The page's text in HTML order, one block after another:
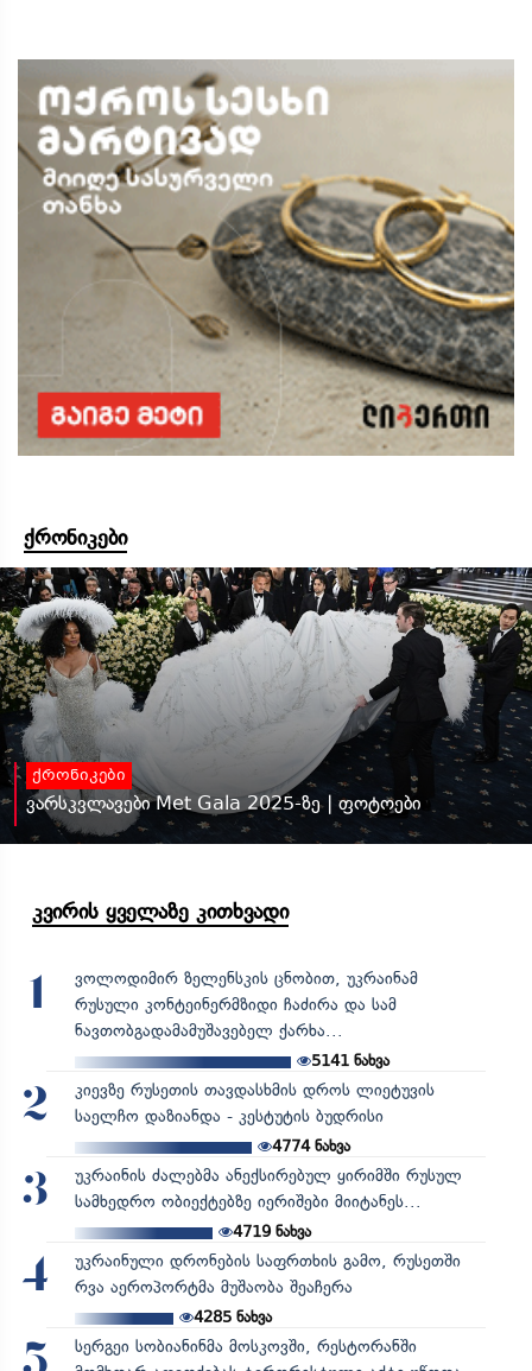
ქრონიკები
ქრონიკები
ვარსკვლავები Met Gala 2025-ზე | ფოტოები
კვირის ყველაზე კითხვადი
1
ვოლოდიმირ ზელენსკის ცნობით, უკრაინამ
რუსული კონტეინერმზიდი ჩაძირა და სამ
ნავთობგადამამუშავებელ ქარხა...
5141 ნახვა
2
კიევზე რუსეთის თავდასხმის დროს ლიეტუვის
საელჩო დაზიანდა - კესტუტის ბუდრისი
4774ნახვა
3
უკრაინის ძალებმა ანექსირებულ ყირიმში რუსულ
სამხედრო ობიექტებზე იერიშები მიიტანეს...
4719ნახვა
4
უკრაინული დრონების საფრთხის გამო, რუსეთში
რვა აეროპორტმა მუშაობა შეაჩერა
4285ნახვა
სერგეი სობიანინმა მოსკოვში, რესტორანში